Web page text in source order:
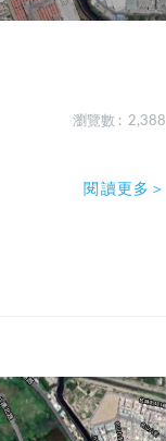
瀏覽數 : 2,388
閱讀更多＞